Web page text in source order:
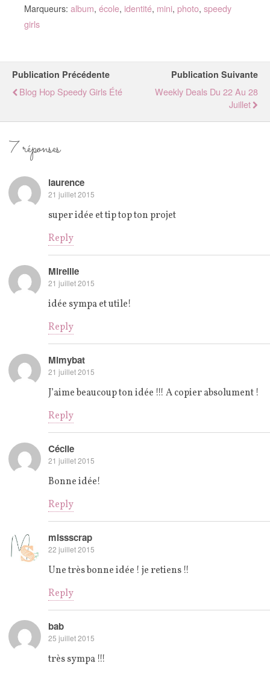
Marqueurs: album, école, identité, mini, photo, speedy
girls
Publication Précédente
Blog Hop Speedy Girls Été
Publication Suivante
Weekly Deals Du 22 Au 28
Juillet
7 réponses
laurence
21 juillet 2015
super idée et tip top ton projet
Reply
Mireille
21 juillet 2015
idée sympa et utile!
Reply
Mimybat
21 juillet 2015
J’aime beaucoup ton idée !!! A copier absolument !
Reply
Cécile
21 juillet 2015
Bonne idée!
Reply
missscrap
22 juillet 2015
Une très bonne idée ! je retiens !!
Reply
bab
25 juillet 2015
très sympa !!!